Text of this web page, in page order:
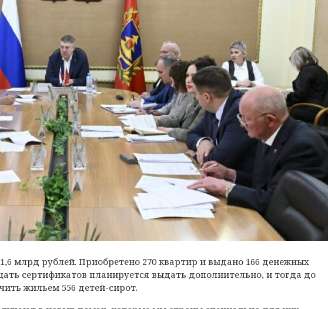
млрд рублей. Приобретено 270 квартир и выдано 166 денежных
сертификатов планируется выдать дополнительно, и тогда до
жильем 556 детей-сирот.